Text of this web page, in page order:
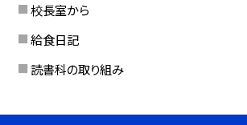
校長室から
給食日記
読書科の取り組み